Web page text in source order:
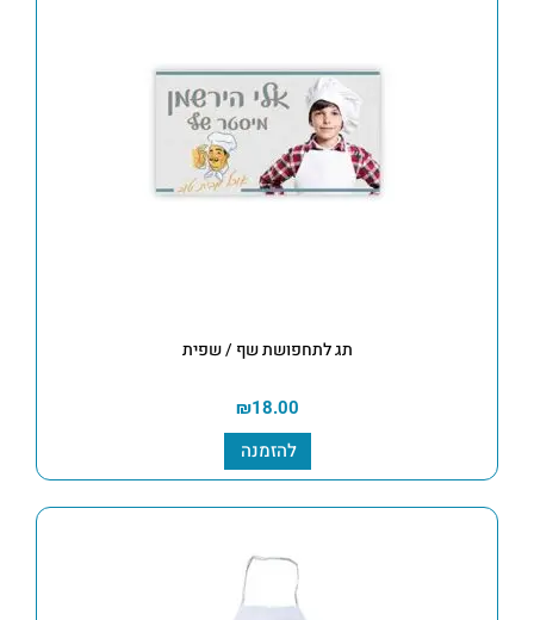
תג לתחפושת שף / שפית
₪18.00
להזמנה